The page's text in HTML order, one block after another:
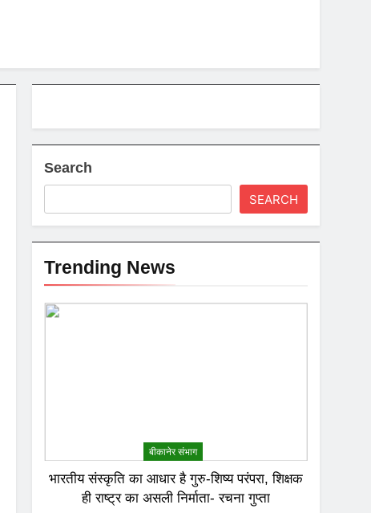
Search
SEARCH
Trending News
बीकानेर संभाग
भारतीय संस्कृति का आधार है गुरु-शिष्य परंपरा, शिक्षक
ही राष्ट्र का असली निर्माता- रचना गुप्ता